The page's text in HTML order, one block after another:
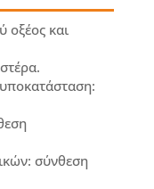
οξέος και
σύνθεση